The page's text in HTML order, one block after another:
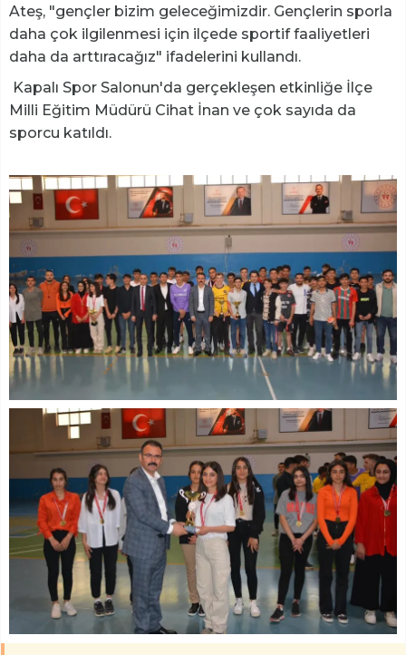
Ateş, "gençler bizim geleceğimizdir. Gençlerin sporla
daha çok ilgilenmesi için ilçede sportif faaliyetleri
daha da arttıracağız" ifadelerini kullandı.
Kapalı Spor Salonun'da gerçekleşen etkinliğe İlçe
Milli Eğitim Müdürü Cihat İnan ve çok sayıda da
sporcu katıldı.